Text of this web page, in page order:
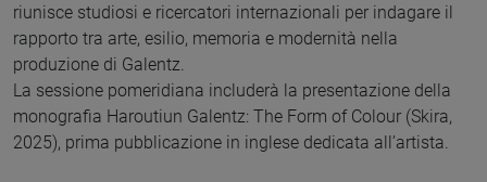
riunisce studiosi e ricercatori internazionali per indagare il
rapporto tra arte, esilio, memoria e modernità nella
produzione di Galentz.
La sessione pomeridiana includerà la presentazione della
monografia Haroutiun Galentz: The Form of Colour (Skira,
2025), prima pubblicazione in inglese dedicata all’artista.